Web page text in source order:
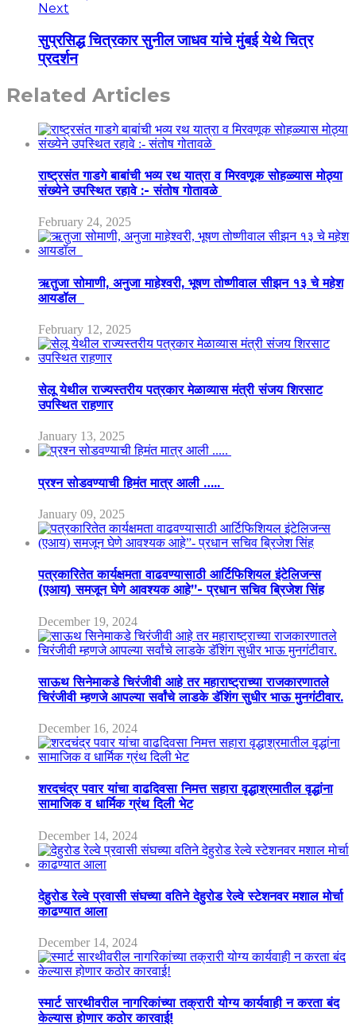
Next
सुप्रसिद्ध चित्रकार सुनील जाधव यांचे मुंबई येथे चित्र
प्रदर्शन
Related Articles
राष्ट्रसंत गाडगे बाबांची भव्य रथ यात्रा व मिरवणूक सोहळ्यास मोठ्या
संख्येने उपस्थित रहावे :- संतोष गोतावळे
February 24, 2025
ऋतुजा सोमाणी, अनुजा माहेश्वरी, भूषण तोष्णीवाल सीझन १३ चे महेश
आयडॉल
February 12, 2025
सेलू येथील राज्यस्तरीय पत्रकार मेळाव्यास मंत्री संजय शिरसाट
उपस्थित राहणार
January 13, 2025
प्रश्न सोडवण्याची हिमंत मात्र आली …..
January 09, 2025
पत्रकारितेत कार्यक्षमता वाढवण्यासाठी आर्टिफिशियल इंटेलिजन्स
(एआय) समजून घेणे आवश्यक आहे”- प्रधान सचिव ब्रिजेश सिंह
December 19, 2024
साऊथ सिनेमाकडे चिरंजीवी आहे तर महाराष्ट्राच्या राजकारणातले
चिरंजीवी म्हणजे आपल्या सर्वांचे लाडके डॅशिंग सुधीर भाऊ मुनगंटीवार.
December 16, 2024
शरदचंद्र पवार यांचा वाढदिवसा निमत्त सहारा वृद्धाश्रमातील वृद्धांना
सामाजिक व धार्मिक ग्रंथ दिली भेट
December 14, 2024
देहुरोड रेल्वे प्रवासी संघच्या वतिने देहुरोड रेल्वे स्टेशनवर मशाल मोर्चा
काढण्यात आला
December 14, 2024
स्मार्ट सारथीवरील नागरिकांच्या तक्रारी योग्य कार्यवाही न करता बंद
केल्यास होणार कठोर कारवाई!